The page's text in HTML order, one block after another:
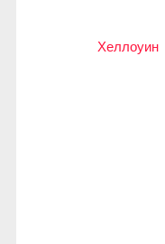
Хеллоуин